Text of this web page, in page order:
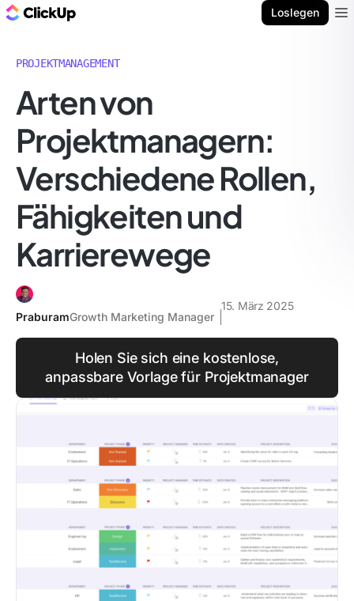
Loslegen
PROJEKTMANAGEMENT
Arten von
Projektmanagern:
Verschiedene Rollen,
Fähigkeiten und
Karrierewege
PraburamGrowth Marketing Manager
15. März 2025
Holen Sie sich eine kostenlose,
anpassbare Vorlage für Projektmanager